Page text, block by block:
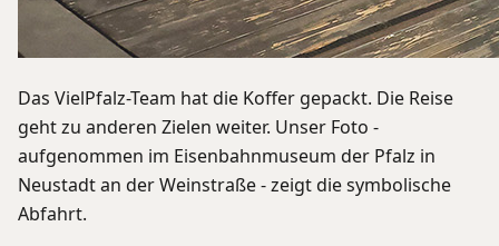
Das VielPfalz-Team hat die Koffer gepackt. Die Reise
geht zu anderen Zielen weiter. Unser Foto -
aufgenommen im Eisenbahnmuseum der Pfalz in
Neustadt an der Weinstraße - zeigt die symbolische
Abfahrt.